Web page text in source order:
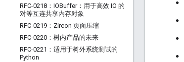
RFC-0218：IOBuffer：用于高效 IO 的
对等互连共享内存对象
RFC-0219：Zircon 页面压缩
RFC-0220：树内产品的未来
RFC-0221：适用于树外系统测试的
Python